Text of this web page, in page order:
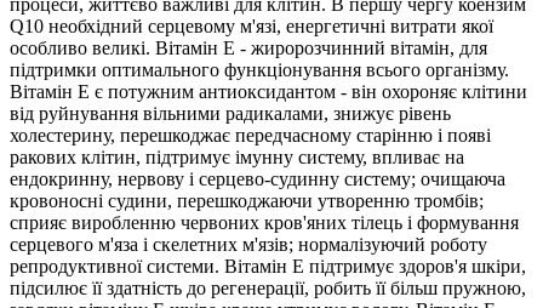
Q10 необхідний серцевому м'язі, енергетичні витрати якої
особливо великі. Вітамін E - жиророзчинний вітамін, для
підтримки оптимального функціонування всього організму.
Вітамін E є потужним антиоксидантом - він охороняє клітини
від руйнування вільними радикалами, знижує рівень
холестерину, перешкоджає передчасному старінню і появі
ракових клітин, підтримує імунну систему, впливає на
ендокринну, нервову і серцево-судинну систему; очищаюча
кровоносні судини, перешкоджаючи утворенню тромбів;
сприяє виробленню червоних кров'яних тілець і формування
серцевого м'яза і скелетних м'язів; нормалізуючий роботу
репродуктивної системи. Вітамін Е підтримує здоров'я шкіри,
підсилює її здатність до регенерації, робить її більш пружною,